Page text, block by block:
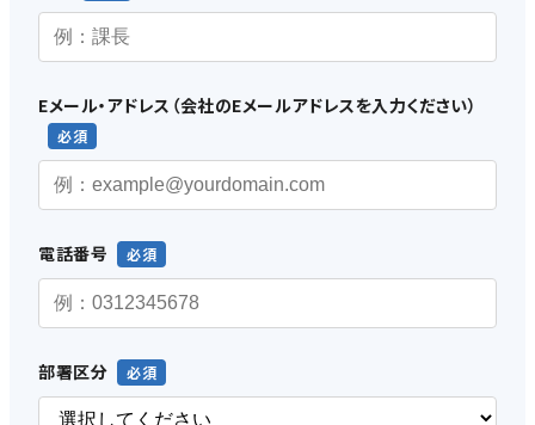
Eメール・アドレス（会社のEメールアドレスを入力ください）
電話番号
部署区分